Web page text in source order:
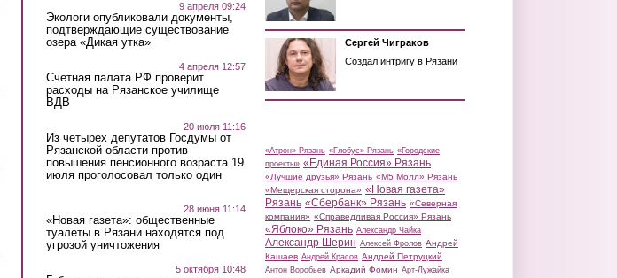
9 апреля 09:24
Экологи опубликовали документы,
подтверждающие существование
озера «Дикая утка»
4 апреля 12:57
Счетная палата РФ проверит
расходы на Рязанское училище
ВДВ
20 июля 11:16
Из четырех депутатов Госдумы от
Рязанской области против
повышения пенсионного возраста 19
июля проголосовал только один
28 июня 11:14
«Новая газета»: общественные
туалеты в Рязани находятся под
угрозой уничтожения
5 октября 10:48
Сергей Чиграков
Создал интригу в Рязани
«Атрон» Рязань «Глобус» Рязань «Городские
проекты» «Единая Россия» Рязань
«Лучшие друзья» Рязань «М5 Молл» Рязань
«Мещерская сторона» «Новая газета»
Рязань «Сбербанк» Рязань «Северная
компания» «Справедливая Россия» Рязань
«Яблоко» Рязань Александр Чайка
Александр Шерин Алексей Фролов Андрей
Кашаев Андрей Красов Андрей Петруцкий
Антон Воробьев Аркадий Фомин Арт-Лужайка